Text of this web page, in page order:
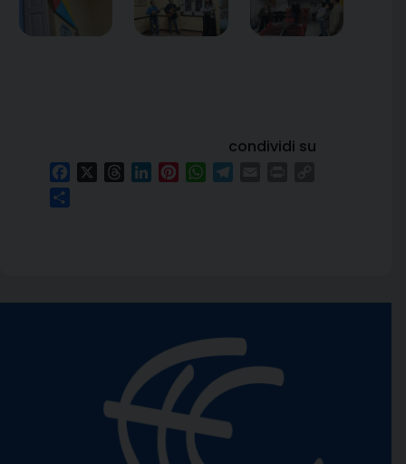
condividi su
FacebookThreadsLinkedInPinterestWhatsApp